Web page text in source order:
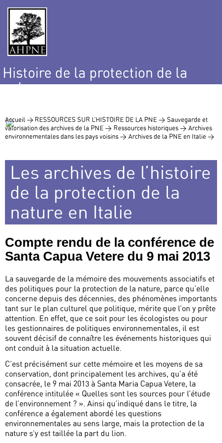
Histoire de la protection de la
nature
Accueil > RESSOURCES SUR L’HISTOIRE DE LA PNE > Sauvegarde et
valorisation des archives de la PNE > Ressources historiques > Archives
environnementales dans les pays voisins > Archives de la PNE en Italie >
Les archives de l’histoire
de la protection de la
nature en Italie
Compte rendu de la conférence de
Santa Capua Vetere du 9 mai 2013
La sauvegarde de la mémoire des mouvements associatifs et
des politiques pour la protection de la nature, parce qu’elle
concerne depuis des décennies, des phénomènes importants
tant sur le plan culturel que politique, mérite que l’on y prête
attention. En effet, que ce soit pour les écologistes ou pour
les gestionnaires de politiques environnementales, il est
souvent décisif de connaître les événements historiques qui
ont conduit à la situation actuelle.
C’est précisément sur cette mémoire et les moyens de sa
conservation, dont principalement les archives, qu’a été
consacrée, le 9 mai 2013 à Santa Maria Capua Vetere, la
conférence intitulée « Quelles sont les sources pour l’étude
de l’environnement ? ». Ainsi qu’indiqué dans le titre, la
conférence a également abordé les questions
environnementales au sens large, mais la protection de la
nature s’y est taillée la part du lion.